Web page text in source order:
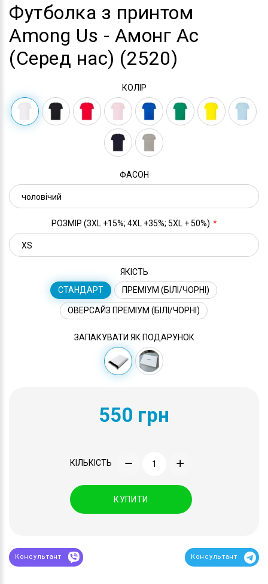
Футболка з принтом
Among Us - Амонг Ас
(Серед нас) (2520)
КОЛІР
ФАСОН
РОЗМІР (3XL +15%; 4XL +35%; 5XL + 50%)
ЯКІСТЬ
СТАНДАРТ
ПРЕМІУМ (БІЛІ/ЧОРНІ)
ОВЕРСАЙЗ ПРЕМІУМ (БІЛІ/ЧОРНІ)
ЗАПАКУВАТИ ЯК ПОДАРУНОК
550 грн
КІЛЬКІСТЬ
КУПИТИ
Консультант Консультант